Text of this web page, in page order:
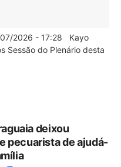
07/2026 - 17:28 Kayo
Sessão do Plenário desta
deixou
pecuarista de ajudá-